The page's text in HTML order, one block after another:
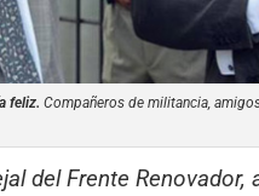
feliz. Compañeros de militancia,
del Frente